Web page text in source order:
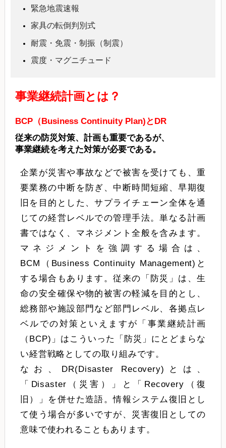
緊急地震速報
家具の転倒判別式
耐震・免震・制振（制震）
震度・マグニチュード
事業継続計画とは？
BCP（Business Continuity Plan)とDR
従来の防災対策、計画も重要であるが、
事業継続を考えた対策が必要である。
企業が災害や事故などで被害を受けても、重
要業務の中断を防ぎ、中断時間短縮、早期復
旧を目的とした、サプライチェーン全体を通
じての経営レベルでの管理手法。単なる計画
書ではなく、マネジメント全般を含みます。
マネジメントを強調する場合は、
BCM（Business Continuity Management)と
する場合もあります。従来の「防災」は、生
命の安全確保や物的被害の軽減を目的とし、
総務部や施設部門など部門レベル、各拠点レ
ベルでの対策といえますが「事業継続計画
（BCP)」はこういった「防災」にとどまらな
い経営戦略としての取り組みです。
なお、DR(Disaster Recovery)とは、
「Disaster（災害）」と「Recovery（復
旧）」を併せた造語。情報システム復旧とし
て使う場合が多いですが、災害復旧としての
意味で使われることもあります。